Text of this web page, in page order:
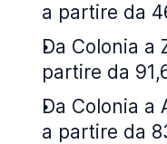
a partire da
Da Colonia a
partire da
Da Colonia a
a partire da